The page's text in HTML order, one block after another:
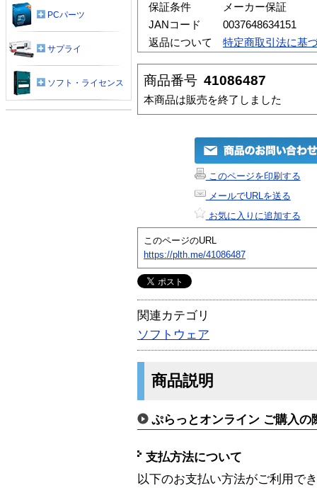
保証条件
メーカー保証
JANコード
0037648634151
返品について
特定商取引法に基
商品番号 41086487
本商品は販売を終了しました
このページを印刷する
メールでURLを送る
お気に入りに追加する
このページのURL
https://plth.me/41086487
関連カテゴリ
ソフトウェア
商品説明
ぷらっとオンライン ご購入の
支払方法について
以下のお支払い方法がご利用で
PCパーツ
サプライ
ソフト・ライセンス